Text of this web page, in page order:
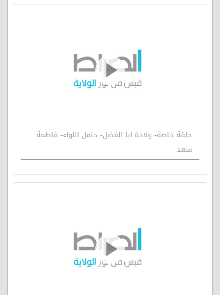
حلقة خاصة- ولادة ابا الفضل- حامل اللواء- فاطمة
سعد